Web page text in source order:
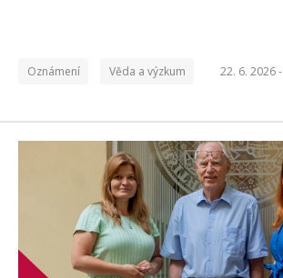
Oznámení Věda a výzkum 22. 6. 2026 -